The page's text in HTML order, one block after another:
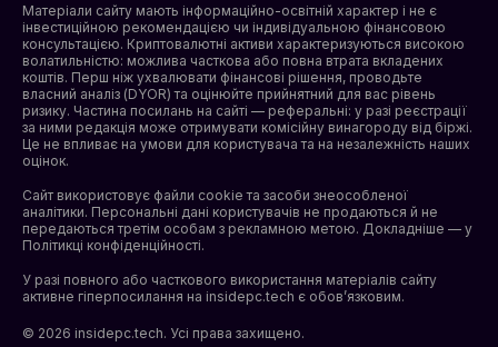
Матеріали сайту мають інформаційно-освітній характер і не є
інвестиційною рекомендацією чи індивідуальною фінансовою
консультацією. Криптовалютні активи характеризуються високою
волатильністю: можлива часткова або повна втрата вкладених
коштів. Перш ніж ухвалювати фінансові рішення, проводьте
власний аналіз (DYOR) та оцінюйте прийнятний для вас рівень
ризику. Частина посилань на сайті — реферальні: у разі реєстрації
за ними редакція може отримувати комісійну винагороду від біржі.
Це не впливає на умови для користувача та на незалежність наших
оцінок.
Сайт використовує файли cookie та засоби знеособленої
аналітики. Персональні дані користувачів не продаються й не
передаються третім особам з рекламною метою. Докладніше — у
Політикці конфіденційності.
У разі повного або часткового використання матеріалів сайту
активне гіперпосилання на insidepc.tech є обов’язковим.
© 2026 insidepc.tech. Усі права захищено.